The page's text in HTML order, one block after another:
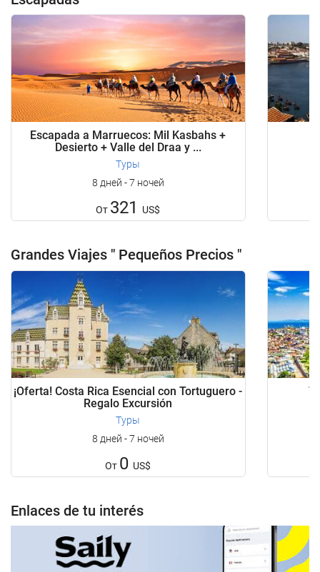
Escapada a Marruecos: Mil Kasbahs +
Desierto + Valle del Draa y ...
Туры
8 дней - 7 ночей
От 321 US$
Grandes Viajes " Pequeños Precios "
¡Oferta! Costa Rica Esencial con Tortuguero -
Regalo Excursión
Туры
8 дней - 7 ночей
От 0 US$
Enlaces de tu interés